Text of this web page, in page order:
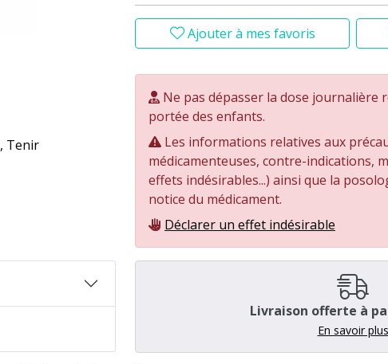
Tenir
Ajouter à mes favoris
Ne pas dépasser la dose journalière
portée des enfants.
Les informations relatives aux
médicamenteuses, contre-indications,
effets indésirables...) ainsi que la
notice du médicament.
Déclarer un effet indésirable
Livraison offerte à
En savoir plus